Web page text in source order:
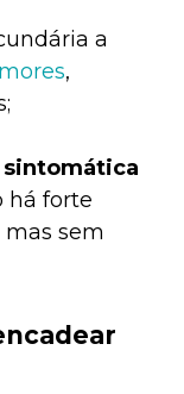
a
,
há forte
sem